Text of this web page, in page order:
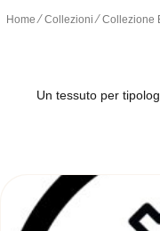
Home∕Collezioni∕Collezione
Un tessuto per